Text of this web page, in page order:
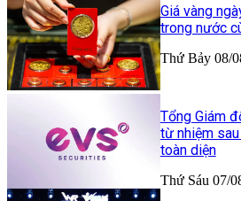
Giá vàng
trong nước
Thứ Bảy 08/
Tổng Giám
từ nhiệm
toàn diện
Thứ Sáu 07/